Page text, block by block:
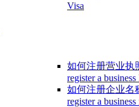
Visa
如何注册营业执
register a business
如何注册企业名
register a business